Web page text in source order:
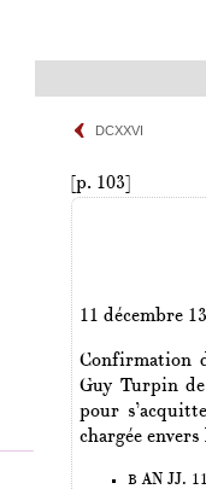
DCXXVI
[p. 103]
11 décembre
Confirmation
Guy Turpin
pour
chargée
B AN JJ.